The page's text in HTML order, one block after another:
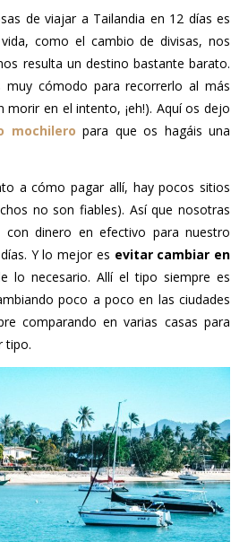
de viajar a Tailandia en 12 días es
como el cambio de divisas, nos
resulta un destino bastante barato.
muy cómodo para recorrerlo al más
morir en el intento, ¡eh!). Aquí os dejo
mochilero para que os hagáis una
a cómo pagar allí, hay pocos sitios
no son fiables). Así que nosotras
con dinero en efectivo para nuestro
Y lo mejor es evitar cambiar en
lo necesario. Allí el tipo siempre es
poco a poco en las ciudades
comparando en varias casas para
tipo.